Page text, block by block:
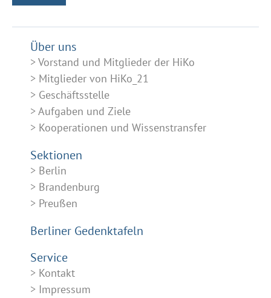
Über uns
Vorstand und Mitglieder der HiKo
Mitglieder von HiKo_21
Geschäftsstelle
Aufgaben und Ziele
Kooperationen und Wissenstransfer
Sektionen
Berlin
Brandenburg
Preußen
Berliner Gedenktafeln
Service
Kontakt
Impressum